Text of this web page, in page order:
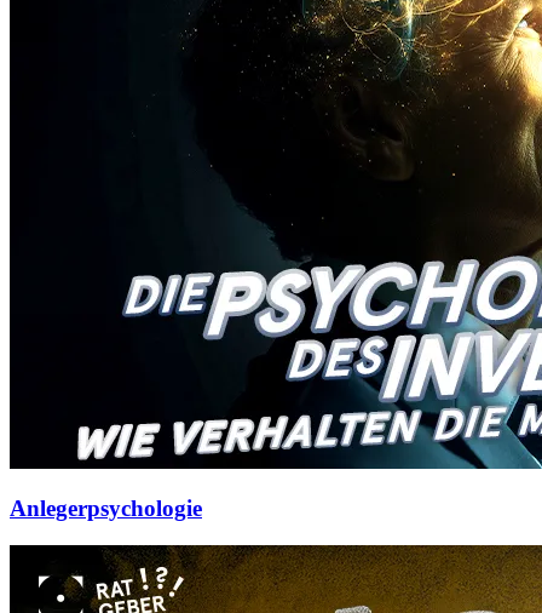
Anlegerpsychologie